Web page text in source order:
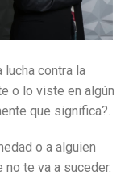
lucha contra la
o lo viste en algún
que significa?.
o a alguien
no te va a suceder.